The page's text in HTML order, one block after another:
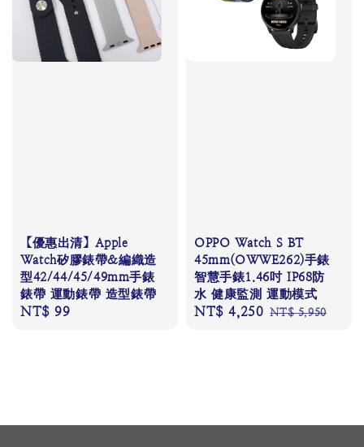
【優惠出清】Apple
Watch矽膠錶帶&編織造
型42/44/45/49mm手錶
錶帶 運動錶帶 造型錶帶
Regular
NT$ 99
OPPO Watch S BT
45mm(OWWE262)手錶
智慧手錶1.46吋 IP68防
水 健康監測 運動模式
Sale
NT$ 4,250 Regular
NT$ 5,950